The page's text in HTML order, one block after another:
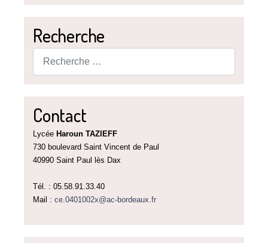
Recherche
Contact
Lycée Haroun TAZIEFF
730 boulevard Saint Vincent de Paul
40990 Saint Paul lès Dax
Tél. : 05.58.91.33.40
Mail : ce.0401002x@ac-bordeaux.fr